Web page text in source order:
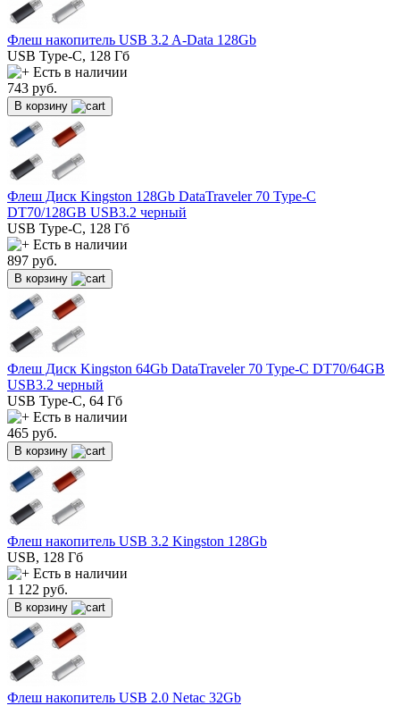
Флеш накопитель USB 3.2 A-Data 128Gb
USB Type-C, 128 Гб
Есть в наличии
743 руб.
В корзину
Флеш Диск Kingston 128Gb DataTraveler 70 Type-C
DT70/128GB USB3.2 черный
USB Type-C, 128 Гб
Есть в наличии
897 руб.
В корзину
Флеш Диск Kingston 64Gb DataTraveler 70 Type-C DT70/64GB
USB3.2 черный
USB Type-C, 64 Гб
Есть в наличии
465 руб.
В корзину
Флеш накопитель USB 3.2 Kingston 128Gb
USB, 128 Гб
Есть в наличии
1 122 руб.
В корзину
Флеш накопитель USB 2.0 Netac 32Gb